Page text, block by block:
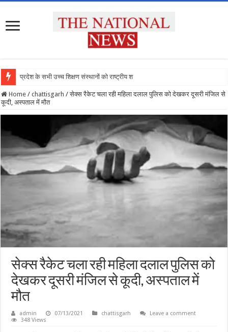
प्रदेश के सभी उच्च शिक्षण संस्थानों को राष्ट्रीय शिक्षा
Home / chattisgarh / सेक्स रैकेट चला रही महिला दलाल पुलिस को देखकर दूसरी मंजिल से
कूदी, अस्पताल में मौत
सेक्स रैकेट चला रही महिला दलाल पुलिस को
देखकर दूसरी मंजिल से कूदी, अस्पताल में
मौत
admin 07/13/2021 chattisgarh
Leave a comment
348 Views